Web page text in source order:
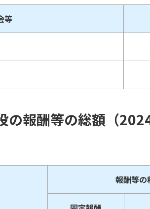
等
報酬等の総額（2024
報酬等の